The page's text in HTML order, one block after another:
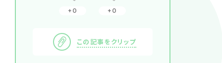
0 0
この記事をクリップ